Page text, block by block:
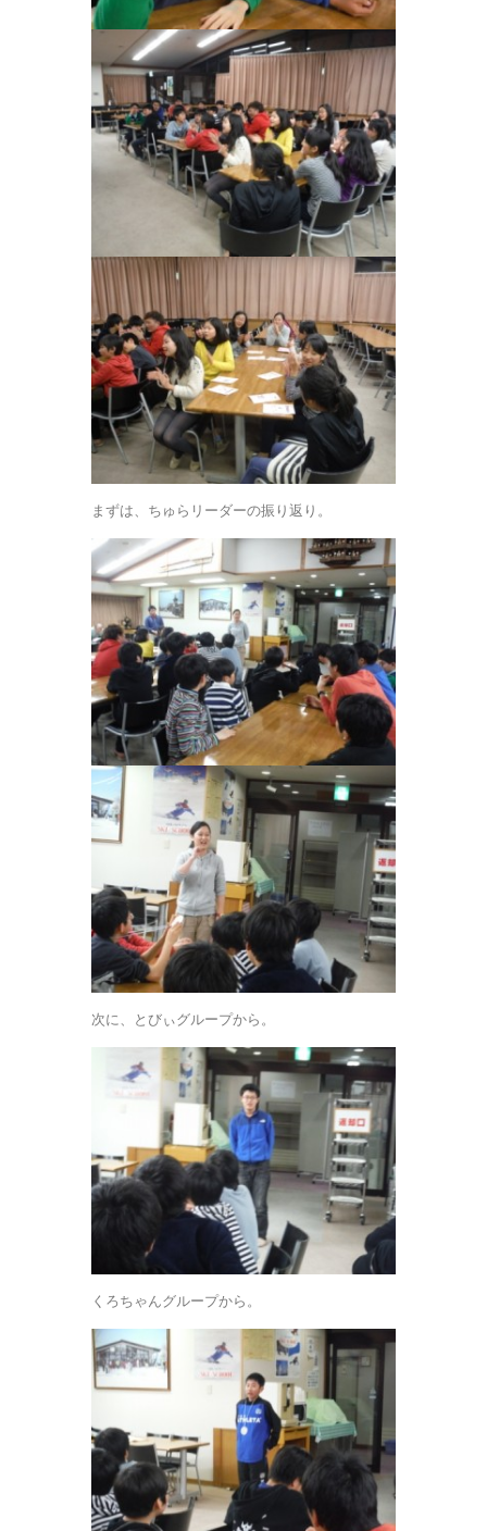
まずは、ちゅらリーダーの振り返り。
次に、とびぃグループから。
くろちゃんグループから。